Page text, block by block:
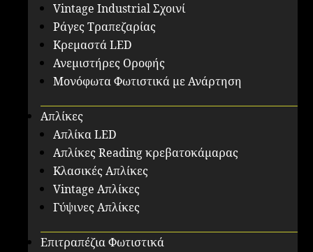
Vintage Industrial Σχοινί
Ράγες Τραπεζαρίας
Κρεμαστά LED
Ανεμιστήρες Οροφής
Μονόφωτα Φωτιστικά με Ανάρτηση
Απλίκες
Απλίκα LED
Απλίκες Reading κρεβατοκάμαρας
Κλασικές Απλίκες
Vintage Απλίκες
Γύψινες Απλίκες
Επιτραπέζια Φωτιστικά